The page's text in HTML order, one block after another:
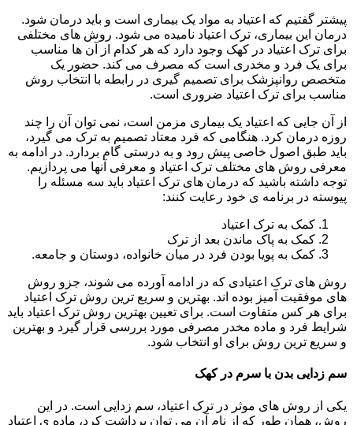
پیشتر گفتیم که اعتیاد به مواد یک بیماری است و باید درمان شود.
درمان این بیماری، ترک اعتیاد نامیده می شود. روش های مختلفی
برای ترک اعتیاد در کهک وجود دارد که هر کدام از آن ها مناسب
برای یک فرد و مخدری است که مصرف می کند. حضور یک
متخصص روانپزشک برای تصمیم گیری در رابطه با انتخاب روش
مناسب برای ترک اعتیاد ضروری است.
از آن جایی که اعتیاد یک بیماری مزمن است، نمی توان آن را چند
روزه درمان کرد. هنگامی که فرد معتاد تصمیم به ترک می گیرد،
باید طبق اصول خاصی پیش رود و به درستی گام بردارد. در ادامه به
معرفی روش های مختلف ترک اعتیاد و معرفی آنها می پردازیم.
توجه داشته باشید که درمان های ترک اعتیاد باید سه مسئله را
پیوسته در برنامه ی خود رعایت کنند:
کمک به ترک اعتیاد
کمک به پاک ماندن بعد از ترک
کمک به پویا بودن فرد در میان خانواده، دوستان و جامعه.
روش های ترک اعتیادی که در ادامه آورده می شوند، جزو روش
های موفقیت آمیز بوده اند. بهترین و سریع ترین روش ترک اعتیاد
برای هر کس متفاوت است. برای تعیین بهترین روش ترک اعتیاد باید
شرایط فرد و ماده مخدر مصرفی مورد بررسی قرار گیرد و بهترین
و سریع ترین روش برای او انتخاب شود.
سم زدایی بدن با سرم در کهک
یکی از روش های موثر در ترک اعتیاد، سم زدایی است. در این
روش، همان طور که از نام آن می توان برداشت کرد، ماده ی اعتیاد